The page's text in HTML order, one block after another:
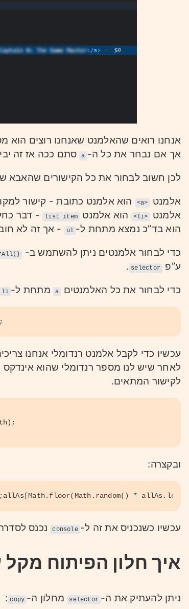
אנחנו רואים שהאלמנט שאנחנו רוצים הוא
אך אם נבחר את כל ה- a סתם ככה אז זה
לכן חשוב לבחור את כל הקישורים שהאבא
אלמנט <a>
הוא אלמנט כתובת - קישור
אלמנט <li> הוא אלמנט list item - דבר
הוא בד”כ נמצא מתחת ל- ul
- אך זה לא
כדי לבחור אלמנטים ניתן להשתמש ב-
ע”פ selector
.
כדי לבחור את כל האלמנטים
a מתחת ל- li
עכשיו כדי לקבל אלמנט רנדומלי אנחנו
לאחר שיש לנו מספר רנדומלי שהוא אינדקס
לקישור המתאים.
);
ובקצרה:
Math. floor(Math . random() * allAs. length
עכשיו כשנכניס את זה ל- console נכנס
איך חלון הפיתוח מקל
ניתן להעתיק את ה- selector מחלון ה- copy
: